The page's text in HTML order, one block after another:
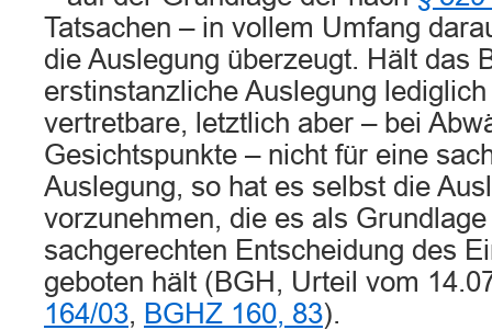
Tatsachen – in vollem Umfang
die Auslegung überzeugt. Hält das
erstinstanzliche Auslegung
vertretbare, letztlich aber – bei
Gesichtspunkte – nicht für eine
Auslegung, so hat es selbst die
vorzunehmen, die es als
sachgerechten Entscheidung des
geboten hält (BGH, Urteil vom
164/03, BGHZ 160, 83).